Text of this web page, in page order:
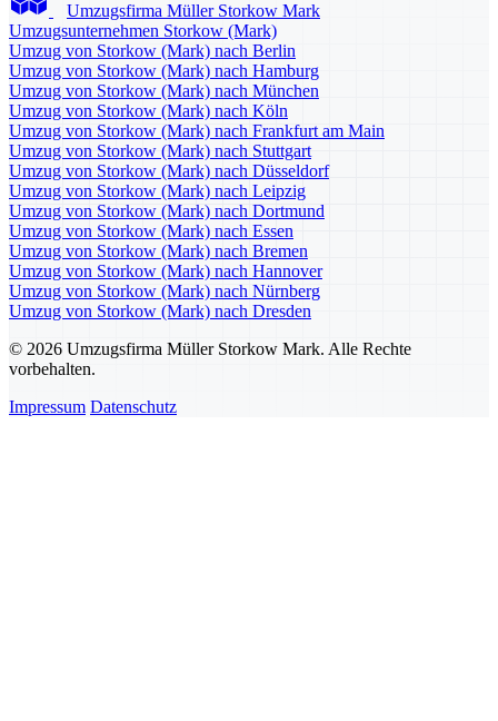
Umzugsfirma Müller Storkow Mark
Umzugsunternehmen Storkow (Mark)
Umzug von Storkow (Mark) nach Berlin
Umzug von Storkow (Mark) nach Hamburg
Umzug von Storkow (Mark) nach München
Umzug von Storkow (Mark) nach Köln
Umzug von Storkow (Mark) nach Frankfurt am Main
Umzug von Storkow (Mark) nach Stuttgart
Umzug von Storkow (Mark) nach Düsseldorf
Umzug von Storkow (Mark) nach Leipzig
Umzug von Storkow (Mark) nach Dortmund
Umzug von Storkow (Mark) nach Essen
Umzug von Storkow (Mark) nach Bremen
Umzug von Storkow (Mark) nach Hannover
Umzug von Storkow (Mark) nach Nürnberg
Umzug von Storkow (Mark) nach Dresden
© 2026 Umzugsfirma Müller Storkow Mark. Alle Rechte
vorbehalten.
Impressum Datenschutz